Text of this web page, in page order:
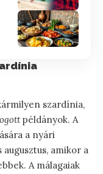
szardínia,
példányok. A
a nyári
augusztus, amikor a
A málagaiak